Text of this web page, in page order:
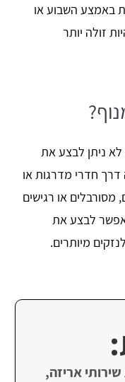
באמצע השבוע או
זולה יותר
ניתן לבצע את
דרך חדרי מדרגות או
או רגישים
לבצע את
מיותרים.​
אריזה,